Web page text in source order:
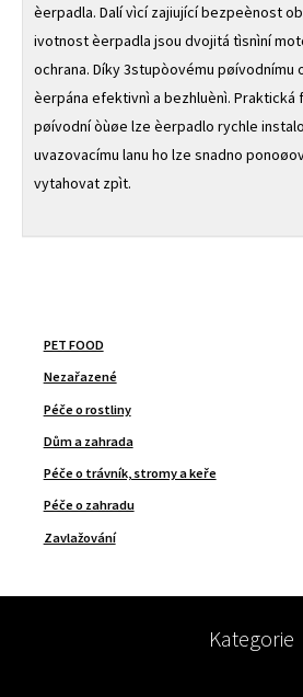
èerpadla. Dalí vìcí zajiující bezpeènost
ivotnost èerpadla jsou dvojitá tìsnìní
ochrana. Díky 3stupòovému pøívodnímu
èerpána efektivnì a bezhluènì. Praktická
pøívodní òùøe lze èerpadlo rychle
uvazovacímu lanu ho lze snadno
vytahovat zpìt.
PET FOOD
Nezařazené
Péče o rostliny
Dům a zahrada
Péče o trávník, stromy a keře
Péče o zahradu
Zavlažování
Kategorie